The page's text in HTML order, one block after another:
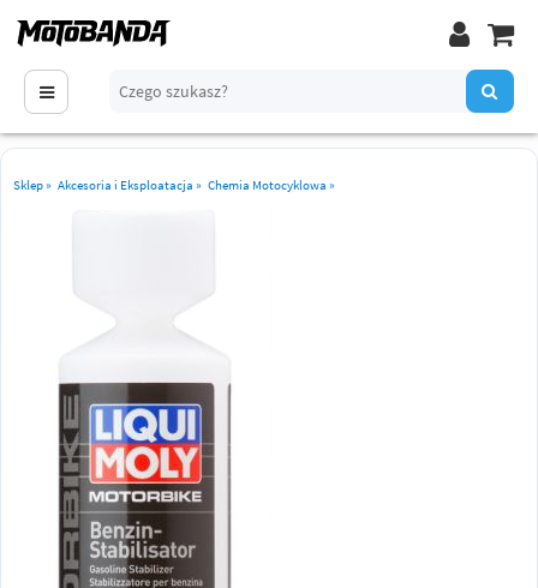
Sklep» Akcesoria i Eksploatacja » Chemia Motocyklowa »